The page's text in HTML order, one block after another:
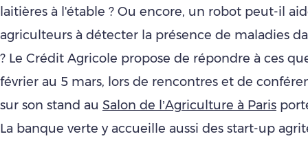
laitières à l'étable ? Ou encore, un robot peut-il
agriculteurs à détecter la présence de maladies
? Le Crédit Agricole propose de répondre à ces
février au 5 mars, lors de rencontres et de
sur son stand au Salon de l’Agriculture à Paris
La banque verte y accueille aussi des start-up